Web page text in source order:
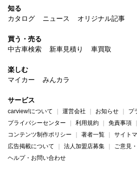
知る
カタログ
ニュース オリジナル記事
買う・売る
中古車検索
新車見積り 車買取
楽しむ
マイカー
みんカラ
サービス
carview!について 運営会社 お知らせ
プ
プライバシーセンター
利用規約
免責事項
コンテンツ制作ポリシー
著者一覧
サイト
広告掲載について
法人加盟店募集
ご意見
ヘルプ・お問い合わせ